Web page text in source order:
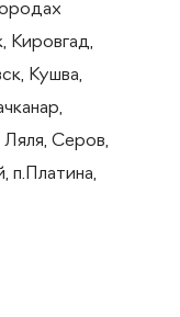
Кировгад,
Кушва,
Серов,
п.Платина,